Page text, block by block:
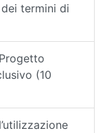
termini di
(10